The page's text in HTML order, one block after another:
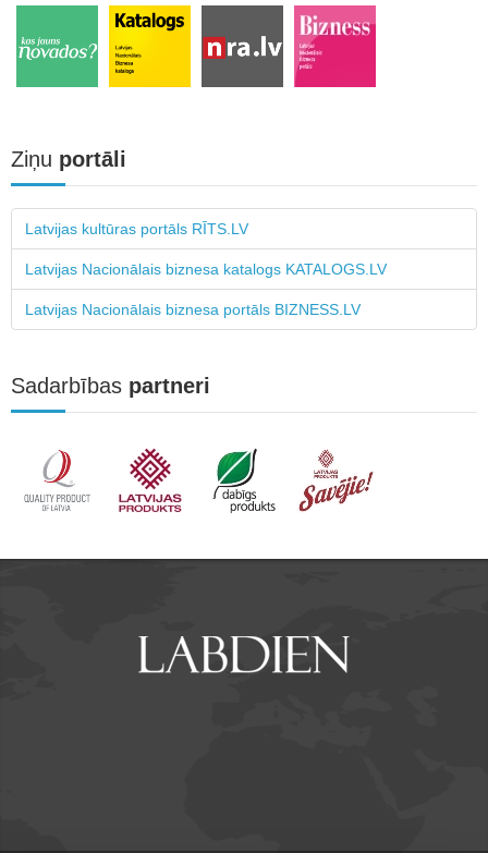
Ziņu portāli
Latvijas kultūras portāls RĪTS.LV
Latvijas Nacionālais biznesa katalogs KATALOGS.LV
Latvijas Nacionālais biznesa portāls BIZNESS.LV
Sadarbības partneri